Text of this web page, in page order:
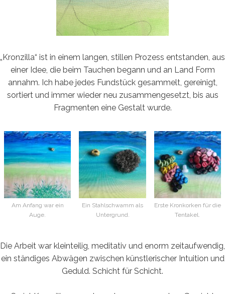
„Kronzilla“ ist in einem langen, stillen Prozess entstanden, aus
einer Idee, die beim Tauchen begann und an Land Form
annahm. Ich habe jedes Fundstück gesammelt, gereinigt,
sortiert und immer wieder neu zusammengesetzt, bis aus
Fragmenten eine Gestalt wurde.
Am Anfang war ein
Auge.
Ein Stahlschwamm als
Untergrund.
Erste Kronkorken für die
Tentakel.
Die Arbeit war kleinteilig, meditativ und enorm zeitaufwendig,
ein ständiges Abwägen zwischen künstlerischer Intuition und
Geduld. Schicht für Schicht.